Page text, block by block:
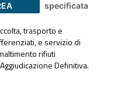
specificata
trasporto e
e servizio di
rifiuti
Definitiva.